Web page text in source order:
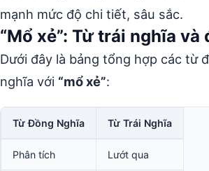
mạnh mức độ chi tiết, sâu sắc.
“Mổ xẻ”: Từ trái nghĩa và
Dưới đây là bảng tổng hợp các từ
nghĩa với “mổ xẻ”:
Từ Đồng Nghĩa Từ Trái Nghĩa
Phân tích Lướt qua